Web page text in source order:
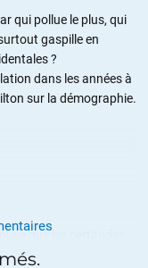
qui pollue le plus, qui
gaspille en
?
dans les années à
sur la démographie.
que les certitudes
qui ressort de